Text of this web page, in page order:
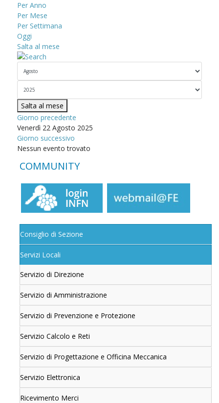
Per Anno
Per Mese
Per Settimana
Oggi
Salta al mese
Salta al mese
Giorno precedente
Venerdì 22 Agosto 2025
Giorno successivo
Nessun evento trovato
COMMUNITY
Consiglio di Sezione
Servizi Locali
Servizio di Direzione
Servizio di Amministrazione
Servizio di Prevenzione e Protezione
Servizio Calcolo e Reti
Servizio di Progettazione e Officina Meccanica
Servizio Elettronica
Ricevimento Merci